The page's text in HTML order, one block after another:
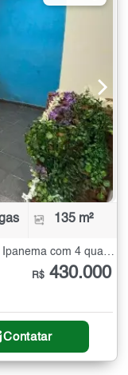
135 m²
Condomínio Fechado à Venda no Jardim Ipanema com 4 quartos - 135 m²
R$ 430.000
Contatar